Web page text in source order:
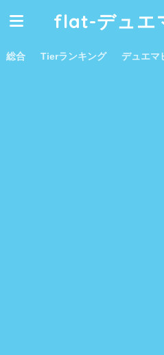
flat-デュエ
総合 Tierランキング デュエマ